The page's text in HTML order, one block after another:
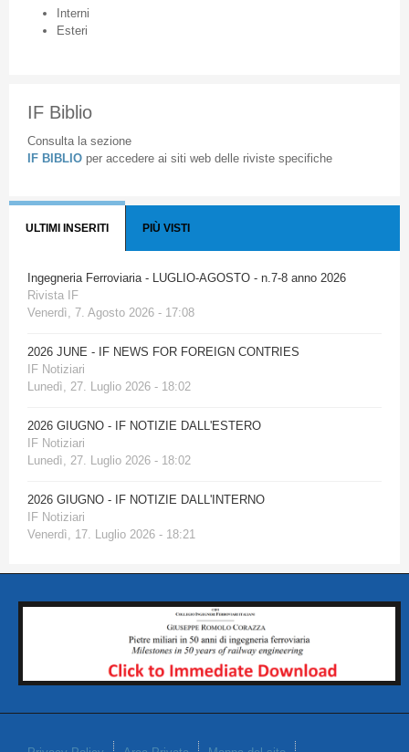
Interni
Esteri
IF Biblio
Consulta la sezione
IF BIBLIO per accedere ai siti web delle riviste specifiche
ULTIMI INSERITI PIÙ VISTI
Ingegneria Ferroviaria - LUGLIO-AGOSTO - n.7-8 anno 2026
Rivista IF
Venerdì, 7. Agosto 2026 - 17:08
2026 JUNE - IF NEWS FOR FOREIGN CONTRIES
IF Notiziari
Lunedì, 27. Luglio 2026 - 18:02
2026 GIUGNO - IF NOTIZIE DALL'ESTERO
IF Notiziari
Lunedì, 27. Luglio 2026 - 18:02
2026 GIUGNO - IF NOTIZIE DALL'INTERNO
IF Notiziari
Venerdì, 17. Luglio 2026 - 18:21